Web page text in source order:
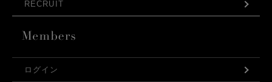
RECRUIT
ログイン